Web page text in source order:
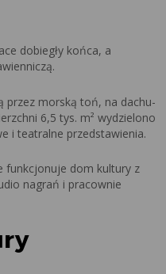
dobiegły końca, a
przez morską toń, na dachu-
6,5 tys. m² wydzielono
i teatralne przedstawienia.
funkcjonuje dom kultury z
nagrań i pracownie